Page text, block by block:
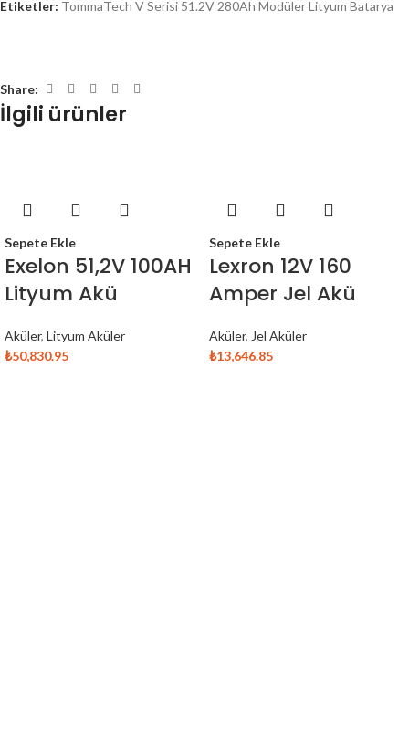
Etiketler: TommaTech V Serisi 51.2V 280Ah Modüler Lityum Batarya
Share:
İlgili ürünler
Sepete Ekle
Exelon 51,2V 100AH
Lityum Akü
Aküler, Lityum Aküler
₺50,830.95
Sepete Ekle
Lexron 12V 160
Amper Jel Akü
Aküler, Jel Aküler
₺13,646.85